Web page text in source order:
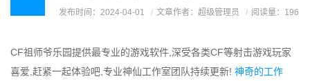
发布时间：2024-04-01 文章作者：超级管理员 阅读量：196
CF祖师爷乐园提供最专业的游戏软件,深受各类CF等射击游戏玩家
喜爱,赶紧一起体验吧,专业神仙工作室团队持续更新! 神奇的工作